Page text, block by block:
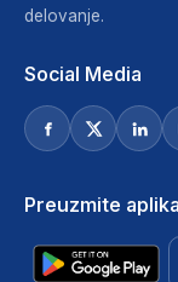
delovanje.
Social Media
Preuzmite